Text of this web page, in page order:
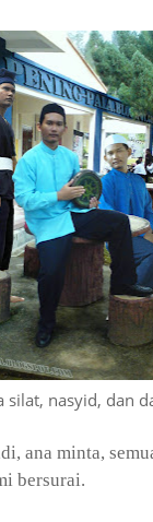
silat, nasyid, dan
ana minta,
bersurai.